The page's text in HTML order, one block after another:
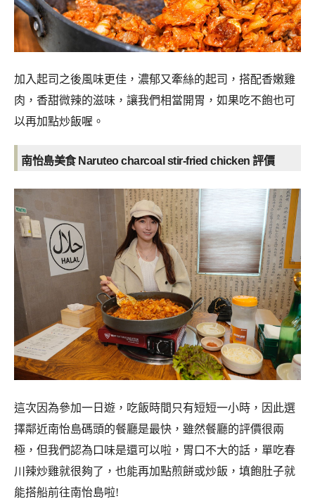
加入起司之後風味更佳，濃郁又牽絲的起司，搭配香嫩雞
肉，香甜微辣的滋味，讓我們相當開胃，如果吃不飽也可
以再加點炒飯喔。
南怡島美食 Naruteo charcoal stir-fried chicken 評價
這次因為參加一日遊，吃飯時間只有短短一小時，因此選
擇鄰近南怡島碼頭的餐廳是最快，雖然餐廳的評價很兩
極，但我們認為口味是還可以啦，胃口不大的話，單吃春
川辣炒雞就很夠了，也能再加點煎餅或炒飯，填飽肚子就
能搭船前往南怡島啦!